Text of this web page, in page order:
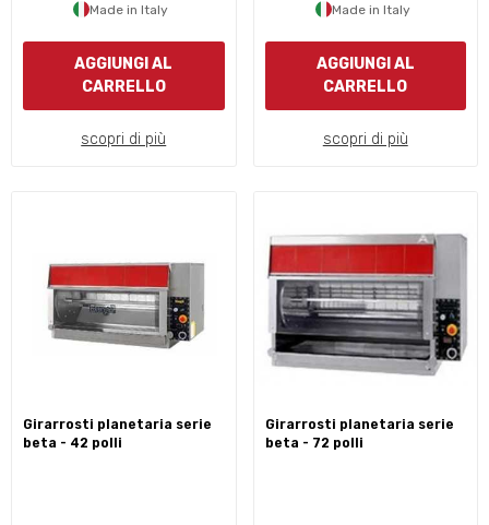
Made in Italy
AGGIUNGI AL
CARRELLO
scopri di più
Made in Italy
AGGIUNGI AL
CARRELLO
scopri di più
girarrosti planetaria serie
beta - 42 polli
girarrosti planetaria serie
beta - 72 polli